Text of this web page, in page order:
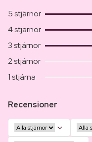
5 stjärnor
4 stjärnor
3 stjärnor
2 stjärnor
1 stjärna
Recensioner